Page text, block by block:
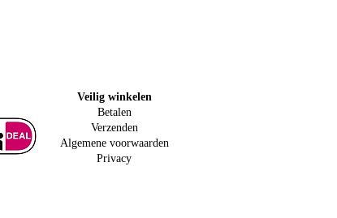
Veilig winkelen
Betalen
Verzenden
Algemene voorwaarden
Privacy